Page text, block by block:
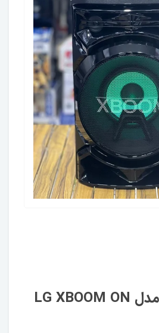
اسپیکر ال جی مدل LG XBOOM ON